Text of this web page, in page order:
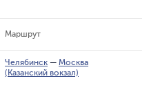
Маршрут
Челябинск — Москва
(Казанский вокзал)